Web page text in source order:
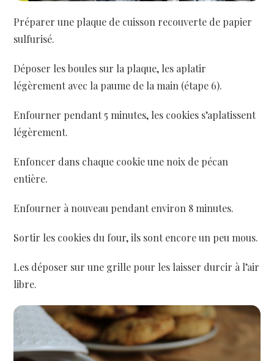
Préparer une plaque de cuisson recouverte de papier
sulfurisé.
Déposer les boules sur la plaque, les aplatir
légèrement avec la paume de la main (étape 6).
Enfourner pendant 5 minutes, les cookies s’aplatissent
légèrement.
Enfoncer dans chaque cookie une noix de pécan
entière.
Enfourner à nouveau pendant environ 8 minutes.
Sortir les cookies du four, ils sont encore un peu mous.
Les déposer sur une grille pour les laisser durcir à l’air
libre.